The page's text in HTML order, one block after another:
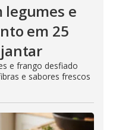
legumes e
em 25
e frango desfiado
e sabores frescos